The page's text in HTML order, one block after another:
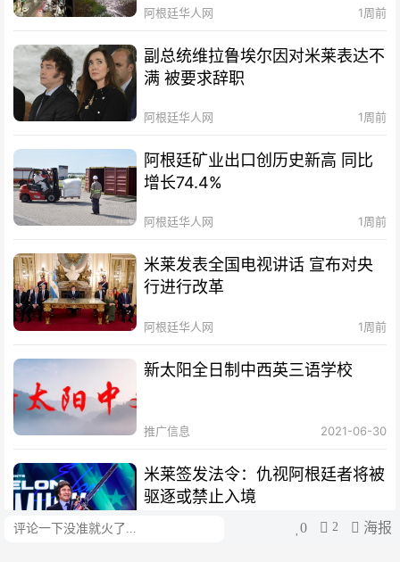
评论 0 2 海报
阿根廷华人网 1周前
副总统维拉鲁埃尔因对米莱表达不
满 被要求辞职
阿根廷华人网 1周前
阿根廷矿业出口创历史新高 同比
增长74.4%
阿根廷华人网 1周前
米莱发表全国电视讲话 宣布对央
行进行改革
阿根廷华人网 1周前
新太阳全日制中西英三语学校
推广信息 2021-06-30
米莱签发法令：仇视阿根廷者将被
驱逐或禁止入境
1周前